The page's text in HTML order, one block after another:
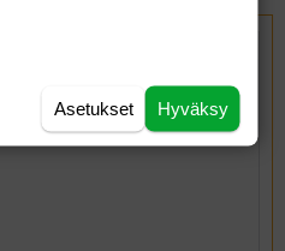
Hyväksy
Asetukset